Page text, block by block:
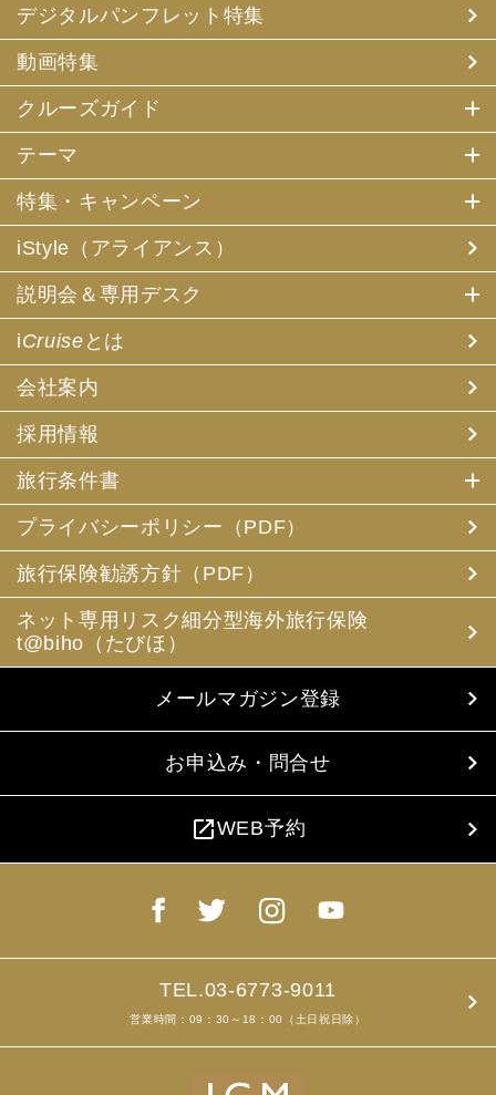
デジタルパンフレット特集
動画特集
クルーズガイド
テーマ
特集・キャンペーン
iStyle（アライアンス）
説明会＆専用デスク
iCruise とは
会社案内
採用情報
旅行条件書
プライバシーポリシー（PDF）
旅行保険勧誘方針（PDF）
ネット専用リスク細分型海外旅行保険
t@biho（たびほ）
メールマガジン登録
お申込み・問合せ
open_in_newWEB予約
TEL.03-6773-9011
営業時間：09：30～18：00（土日祝日除）